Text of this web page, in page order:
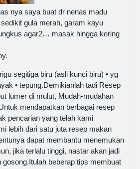
nya saya buat dr nenas madu
gula merah, garam kayu
agar2… masak hingga kering
segitiga biru (asli kunci biru) • yg
• tepung.Demikianlah tadi Resep
lumer di mulut, Mudah-mudahan
mendapatkan berbagai resep
pencarian yang telah kami
lebih dari satu juta resep makan
dapat membantu menemukan
jika terlalu tinggi, nastar akan jadi
gosong.Itulah beberap tips membuat